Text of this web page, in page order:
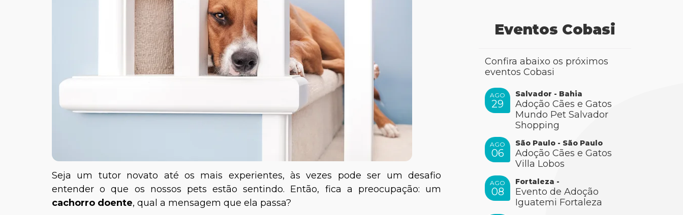
Seja um tutor novato até os mais experientes, às vezes pode ser um desafio
entender o que os nossos pets estão sentindo. Então, fica a preocupação: um
cachorro doente, qual a mensagem que ela passa?
Eventos Cobasi
Confira abaixo os próximos
eventos Cobasi
AGO
29
Salvador - Bahia
Adoção Cães e Gatos
Mundo Pet Salvador
Shopping
AGO
06
São Paulo - São Paulo
Adoção Cães e Gatos
Villa Lobos
AGO
08
Fortaleza -
Evento de Adoção
Iguatemi Fortaleza